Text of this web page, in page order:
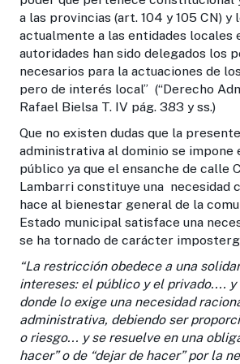
a las provincias (art. 104 y 105 CN) y
actualmente a las entidades locales
autoridades han sido delegados los
necesarios para la actuaciones de
pero de interés local” (“Derecho
Rafael Bielsa T. IV pág. 383 y ss.)
Que no existen dudas que la
administrativa al dominio se impone
público ya que el ensanche de calle
Lambarri constituye una necesidad
hace al bienestar general de la
Estado municipal satisface una
se ha tornado de carácter
“La restricción obedece a una
intereses: el público y el privado....
donde lo exige una necesidad
administrativa, debiendo ser
o riesgo... y se resuelve en una
hacer” o de “dejar de hacer” por la